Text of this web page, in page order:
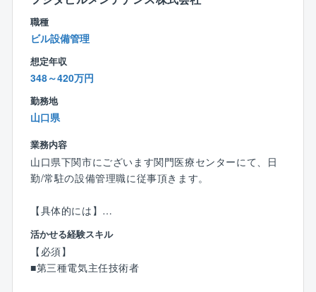
績）
■年間休日最大129日、全社平均残業時間は20時間程度
とワークライフバランスが整いやすい環境です。
職種
ビル設備管理
想定年収
348～420万円
勤務地
山口県
業務内容
山口県下関市にございます関門医療センターにて、日
勤/常駐の設備管理職に従事頂きます。
【具体的には】
■建物管理業務（主に設備管理）
■建物管理マネージメント業務
■省エネルギー提案、管理
■統括管理業務
活かせる経験スキル
【必須】
■第三種電気主任技術者